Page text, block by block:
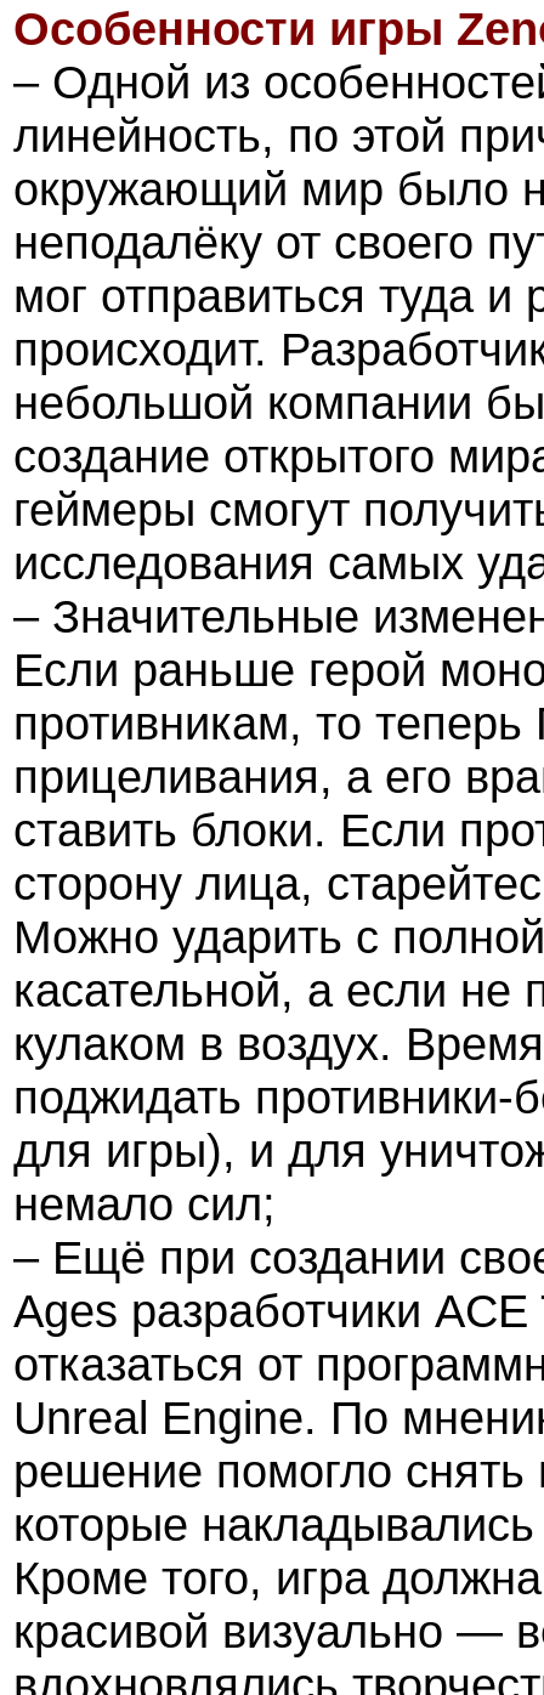
Особенности игры
– Одной из
линейность, по этой
окружающий мир было
неподалёку от своего
мог отправиться туда и
происходит.
небольшой компании
создание открытого
геймеры смогут
исследования самых
– Значительные
Если раньше герой
противникам, то
прицеливания, а его
ставить блоки. Если
сторону лица,
Можно ударить с
касательной, а если не
кулаком в воздух.
поджидать противники-
для игры), и для
немало сил;
– Ещё при создании
Ages разработчики
отказаться от
Unreal Engine. По
решение помогло
которые
Кроме того, игра
красивой визуально —
вдохновлялись